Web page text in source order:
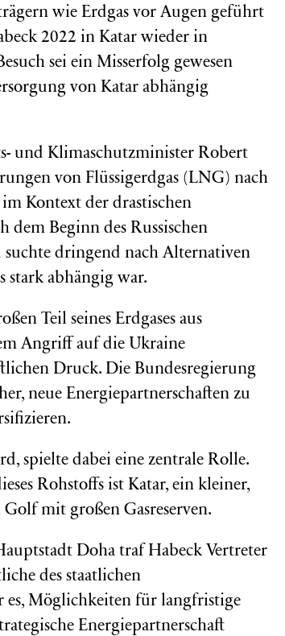
wie Erdgas vor Augen geführt
2022 in Katar wieder in
sei ein Misserfolg gewesen
von Katar abhängig
und Klimaschutzminister Robert
von Flüssigerdgas (LNG) nach
Kontext der drastischen
dem Beginn des Russischen
dringend nach Alternativen
stark abhängig war.
Teil seines Erdgases aus
Angriff auf die Ukraine
Druck. Die Bundesregierung
neue Energiepartnerschaften zu
spielte dabei eine zentrale Rolle.
Rohstoffs ist Katar, ein kleiner,
Golf mit großen Gasreserven.
Doha traf Habeck Vertreter
des staatlichen
es, Möglichkeiten für langfristige
Energiepartnerschaft